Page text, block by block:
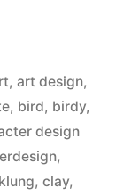
, art design,
, bird, birdy,
design
,
, clay,